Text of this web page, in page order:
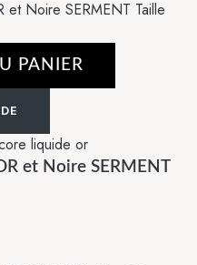
PANIER
liquide or
et Noire SERMENT